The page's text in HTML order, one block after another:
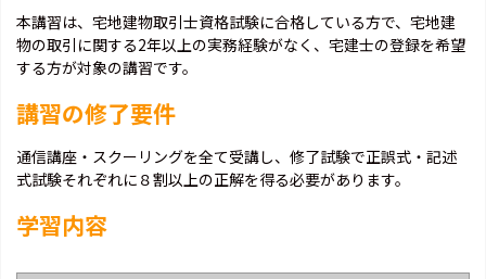
本講習は、宅地建物取引士資格試験に合格している方で、宅地建
物の取引に関する2年以上の実務経験がなく、宅建士の登録を希望
する方が対象の講習です。
講習の修了要件
通信講座・スクーリングを全て受講し、修了試験で正誤式・記述
式試験それぞれに８割以上の正解を得る必要があります。
学習内容